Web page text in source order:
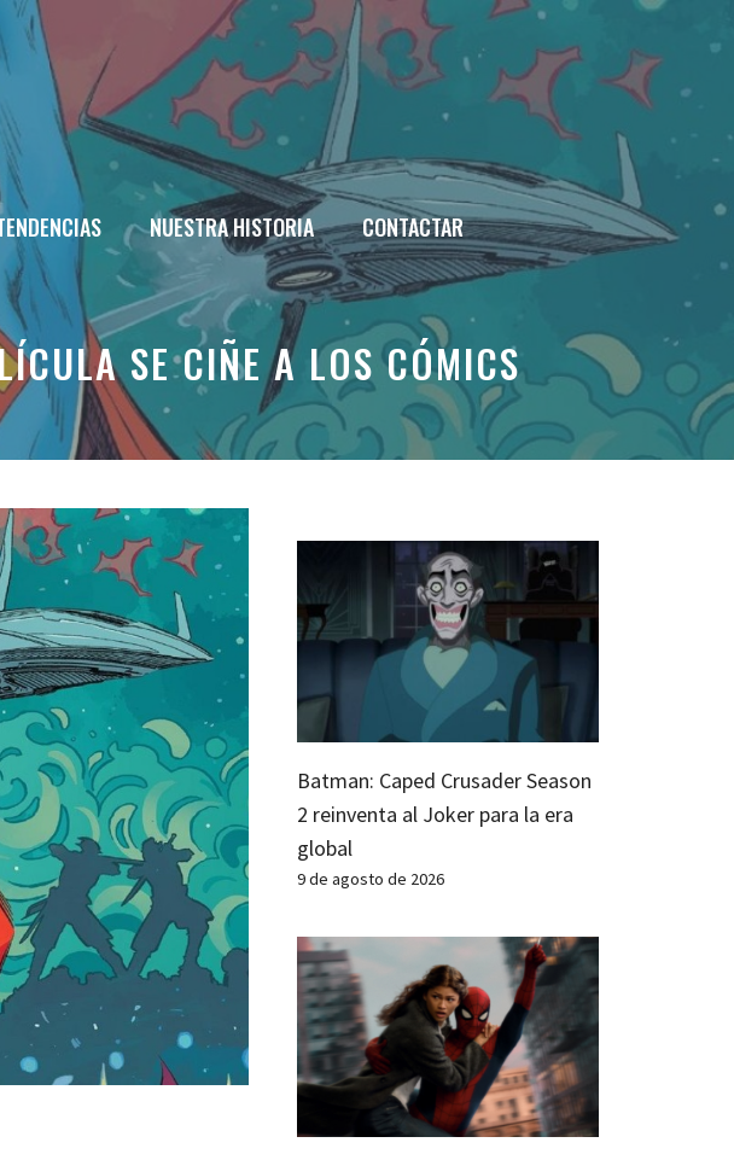
NUESTRA HISTORIA CONTACTAR
SE CIÑE A LOS CÓMICS
Batman: Caped Crusader Season
2 reinventa al Joker para la era
global
9 de agosto de 2026